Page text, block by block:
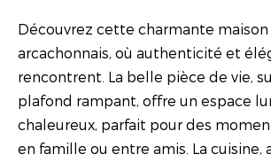
Découvrez cette charmante
arcachonnais, où authenticité et
rencontrent. La belle pièce de vie,
plafond rampant, offre un espace
chaleureux, parfait pour des
en famille ou entre amis. La cuisine,